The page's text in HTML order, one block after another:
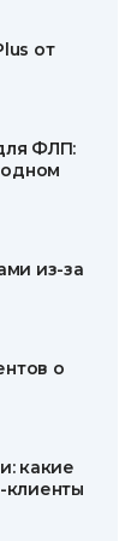
от
ФЛП:
одном
из-за
о
какие
клиенты